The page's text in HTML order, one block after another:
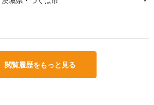
閲覧履歴をもっと見る